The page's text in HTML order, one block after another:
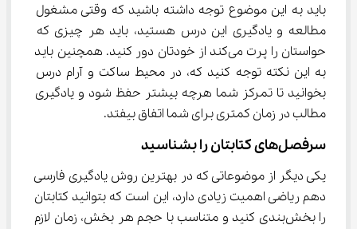
باید به این موضوع توجه داشته باشید که وقتی مشغول
مطالعه و یادگیری این درس هستید، باید هر چیزی که
حواستان را پرت می‌کند از خودتان دور کنید. همچنین باید
به این نکته توجه کنید که، در محیط ساکت و آرام درس
بخوانید تا تمرکز شما هرچه بیشتر حفظ شود و یادگیری
مطالب در زمان کمتری برای شما اتفاق بیفتد.
سرفصل‌های کتابتان را بشناسید
یکی دیگر از موضوعاتی که در بهترین روش یادگیری فارسی
دهم ریاضی اهمیت زیادی دارد، این است که بتوانید کتابتان
را بخش‌بندی کنید و متناسب با حجم هر بخش، زمان لازم